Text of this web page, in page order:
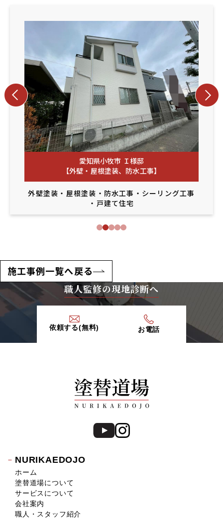
愛知県小牧市 Ｉ様邸
【外壁・屋根塗装、防水工事】
外壁塗装 ・ 屋根塗装 ・ 防水工事 ・ シーリング工事
・ 戸建て住宅
施工事例一覧へ戻る
職人監修の現地診断へ
依頼する(無料) お電話
NURIKAEDOJO
ホーム
塗替道場について
サービスについて
会社案内
職人・スタッフ紹介